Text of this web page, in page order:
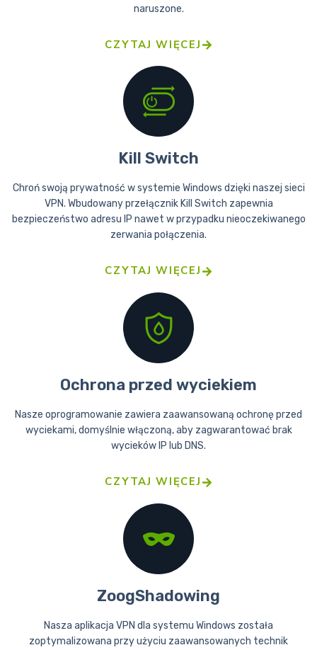
naruszone.
CZYTAJ WIĘCEJ
Kill Switch
Chroń swoją prywatność w systemie Windows dzięki naszej sieci
VPN. Wbudowany przełącznik Kill Switch zapewnia
bezpieczeństwo adresu IP nawet w przypadku nieoczekiwanego
zerwania połączenia.
CZYTAJ WIĘCEJ
Ochrona przed wyciekiem
Nasze oprogramowanie zawiera zaawansowaną ochronę przed
wyciekami, domyślnie włączoną, aby zagwarantować brak
wycieków IP lub DNS.
CZYTAJ WIĘCEJ
ZoogShadowing
Nasza aplikacja VPN dla systemu Windows została
zoptymalizowana przy użyciu zaawansowanych technik